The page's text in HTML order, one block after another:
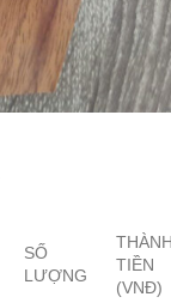
SỐ
LƯỢNG
TIỀN
(VNĐ)